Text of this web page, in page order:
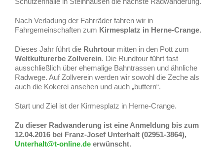
Nach Verladung der Fahrräder fahren wir in
Fahrgemeinschaften zum Kirmesplatz in Herne-Crange.
Dieses Jahr führt die Ruhrtour mitten in den Pott zum
Weltkulturerbe Zollverein. Die Rundtour führt fast
ausschließlich über ehemalige Bahntrassen und ähnliche
Radwege. Auf Zollverein werden wir sowohl die Zeche als
auch die Kokerei ansehen und auch „buttern“.
Start und Ziel ist der Kirmesplatz in Herne-Crange.
Zu dieser Radwanderung ist eine Anmeldung bis zum
12.04.2016 bei Franz-Josef Unterhalt (02951-3864),
Unterhalt@t-online.de erwünscht.